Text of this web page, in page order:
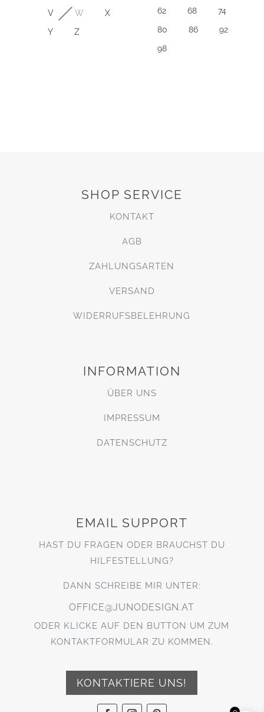
V
W
X
Y
Z
62
68
74
80
86
92
98
SHOP SERVICE
KONTAKT
AGB
ZAHLUNGSARTEN
VERSAND
WIDERRUFSBELEHRUNG
INFORMATION
ÜBER UNS
IMPRESSUM
DATENSCHUTZ
EMAIL SUPPORT
HAST DU FRAGEN ODER BRAUCHST DU
HILFESTELLUNG?
DANN SCHREIBE MIR UNTER:
OFFICE@JUNODESIGN.AT
ODER KLICKE AUF DEN BUTTON UM ZUM
KONTAKTFORMULAR ZU KOMMEN.
KONTAKTIERE UNS!